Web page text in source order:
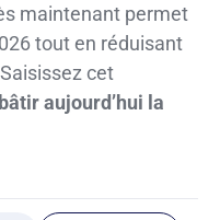
maintenant permet
tout en réduisant
cet
bâtir aujourd’hui la